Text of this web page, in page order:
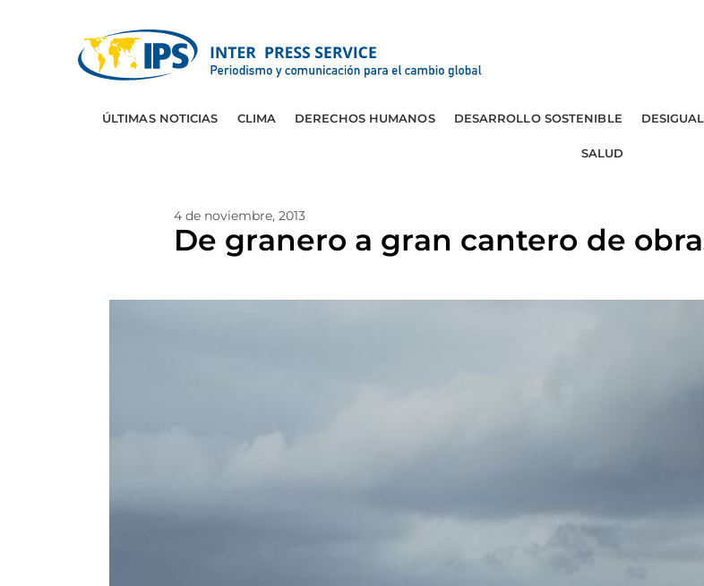
ÚLTIMAS NOTICIAS CLIMA DERECHOS HUMANOS DESARROLLO SOSTENIBLE
SALUD
4 de noviembre, 2013
De granero a gran cantero de